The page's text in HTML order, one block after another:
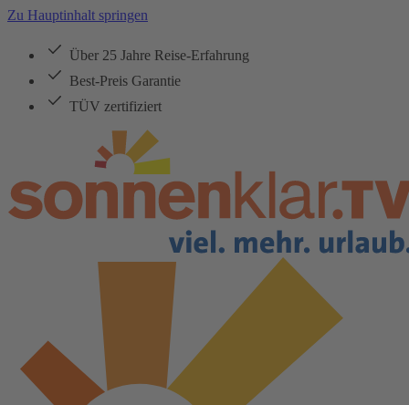
Zu Hauptinhalt springen
Über 25 Jahre Reise-Erfahrung
Best-Preis Garantie
TÜV zertifiziert